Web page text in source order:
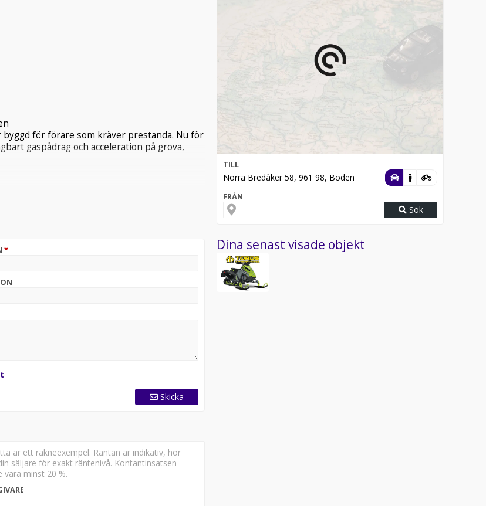
byggd för förare som kräver prestanda. Nu för
gaspådrag och acceleration på grova,
*
Skicka
är ett räkneexempel. Räntan är indikativ, hör
säljare för exakt räntenivå. Kontantinsatsen
vara minst 20 %.
TILL
Norra Bredåker 58, 961 98, Boden
FRÅN
Sök
Dina senast visade objekt